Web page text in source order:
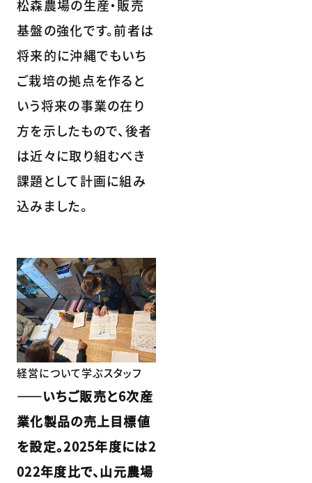
松森農場の生産・販売
基盤の強化です。前者は
将来的に沖縄でもいち
ご栽培の拠点を作ると
いう将来の事業の在り
方を示したもので、後者
は近々に取り組むべき
課題として計画に組み
込みました。
経営について学ぶスタッフ
――いちご販売と6次産
業化製品の売上目標値
を設定。2025年度には2
022年度比で、山元農場